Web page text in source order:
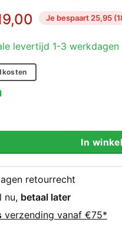
Huidige
is:
€119,00.
Je bespaart 25,95
levertijd 1-3 werkdagen
Pu Zwart 150 cm
In
retourrecht
nu, betaal later
verzending vanaf €75*